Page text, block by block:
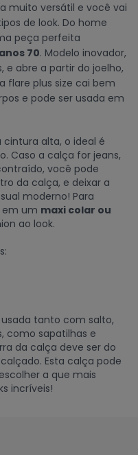
muito versátil e você vai
de look. Do home
peça perfeita
anos 70. Modelo inovador,
e abre a partir do joelho,
flare plus size cai bem
e pode ser usada em
cintura alta, o ideal é
Caso a calça for jeans,
você pode
da calça, e deixar a
moderno! Para
um maxi colar ou
ao look.
tanto com salto,
como sapatilhas e
da calça deve ser do
Esta calça pode
a que mais
incríveis!